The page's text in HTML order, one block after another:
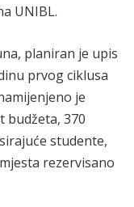
UNIBL.
planiran je upis
prvog ciklusa
je
budžeta, 370
studente,
rezervisano